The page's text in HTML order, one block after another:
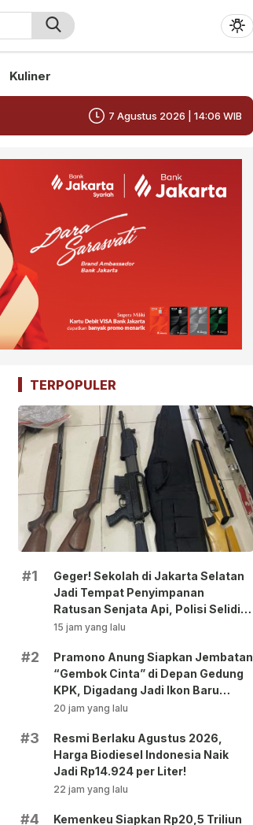
Kuliner
7 Agustus 2026 | 14:06 WIB
TERPOPULER
#1
Geger! Sekolah di Jakarta Selatan
Jadi Tempat Penyimpanan
Ratusan Senjata Api, Polisi Selidiki
Pemilik
15 jam yang lalu
#2
Pramono Anung Siapkan Jembatan
“Gembok Cinta” di Depan Gedung
KPK, Digadang Jadi Ikon Baru
Jakarta!
20 jam yang lalu
#3
Resmi Berlaku Agustus 2026,
Harga Biodiesel Indonesia Naik
Jadi Rp14.924 per Liter!
22 jam yang lalu
#4
Kemenkeu Siapkan Rp20,5 Triliun